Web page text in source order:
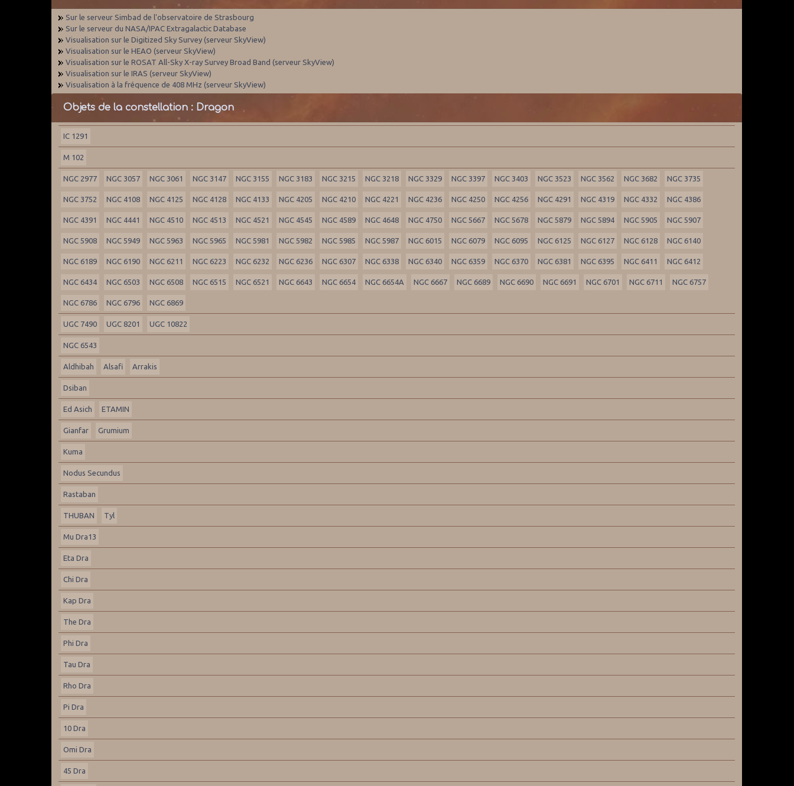
Sur le serveur Simbad de l'observatoire de Strasbourg
Sur le serveur du NASA/IPAC Extragalactic Database
Visualisation sur le Digitized Sky Survey (serveur SkyView)
Visualisation sur le HEAO (serveur SkyView)
Visualisation sur le ROSAT All-Sky X-ray Survey Broad Band (serveur SkyView)
Visualisation sur le IRAS (serveur SkyView)
Visualisation à la fréquence de 408 MHz (serveur SkyView)
Objets de la constellation : Dragon
IC 1291
M 102
NGC 2977 NGC 3057 NGC 3061 NGC 3147 NGC 3155 NGC 3183 NGC 3215 NGC 3218 NGC 3329 NGC 3397 NGC 3403 NGC 3523 NGC 3562 NGC 3682 NGC 3735
NGC 3752 NGC 4108 NGC 4125 NGC 4128 NGC 4133 NGC 4205 NGC 4210 NGC 4221 NGC 4236 NGC 4250 NGC 4256 NGC 4291 NGC 4319 NGC 4332 NGC 4386
NGC 4391 NGC 4441 NGC 4510 NGC 4513 NGC 4521 NGC 4545 NGC 4589 NGC 4648 NGC 4750 NGC 5667 NGC 5678 NGC 5879 NGC 5894 NGC 5905 NGC 5907
NGC 5908 NGC 5949 NGC 5963 NGC 5965 NGC 5981 NGC 5982 NGC 5985 NGC 5987 NGC 6015 NGC 6079 NGC 6095 NGC 6125 NGC 6127 NGC 6128 NGC 6140
NGC 6189 NGC 6190 NGC 6211 NGC 6223 NGC 6232 NGC 6236 NGC 6307 NGC 6338 NGC 6340 NGC 6359 NGC 6370 NGC 6381 NGC 6395 NGC 6411 NGC 6412
NGC 6434 NGC 6503 NGC 6508 NGC 6515 NGC 6521 NGC 6643 NGC 6654 NGC 6654A NGC 6667 NGC 6689 NGC 6690 NGC 6691 NGC 6701 NGC 6711 NGC 6757
NGC 6786 NGC 6796 NGC 6869
UGC 7490 UGC 8201 UGC 10822
NGC 6543
Aldhibah Alsafi Arrakis
Dsiban
Ed Asich ETAMIN
Gianfar Grumium
Kuma
Nodus Secundus
Rastaban
THUBAN Tyl
Mu Dra13
Eta Dra
Chi Dra
Kap Dra
The Dra
Phi Dra
Tau Dra
Rho Dra
Pi Dra
10 Dra
Omi Dra
45 Dra